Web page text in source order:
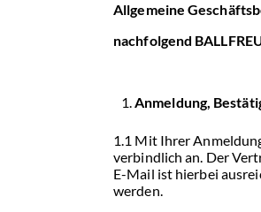
Allgemeine
nachfolgend
Anmeldung,
1.1 Mit Ihrer
verbindlich an. Der
E-Mail ist hierbei
werden.